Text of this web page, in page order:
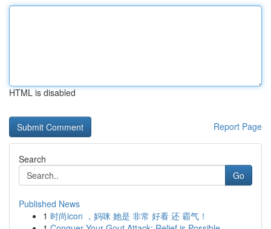
HTML is disabled
Report Page
Search
Go
Published News
1 时尚icon ，妈咪 她是 非常 好看 还 霸气！